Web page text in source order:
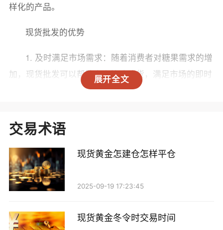
展开全文
样化的产品。
现货批发的优势
1. 及时满足市场需求：随着消费者对糖果需求的增
加，现货批发可以帮助商家快速补货，满足市场的即时
需求。江苏的黄金糖厂家大多拥有完善的生产线和库存
2. 价格优势：通过现货批发，商家能够以较低的价
格获得大量的黄金糖，降低了采购成本。同时，厂家通
常会根据批发量提供相应的折扣，进一步提高了商家的
利润空间。
模和信誉，产品质量有保障。消费者在选择现货批发
交易术语
现货黄金怎建仓怎样平仓
2025-09-19 17:23:45
现货黄金冬令时交易时间